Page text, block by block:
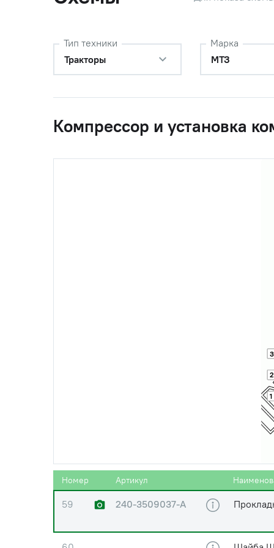
Тип техники
Тракторы
Марка
МТЗ
Компрессор и установка
1
2
3
Номер Артикул
1104787-01)
50
(240-3509150-02
(260-3509150))
Д-260
Ось
Крышка
Шайба
Болт
59 240-3509037-А